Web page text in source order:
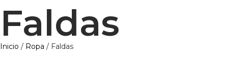
Faldas
Inicio / Ropa / Faldas